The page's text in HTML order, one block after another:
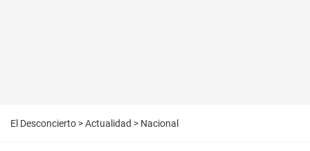
El Desconcierto >Actualidad > Nacional